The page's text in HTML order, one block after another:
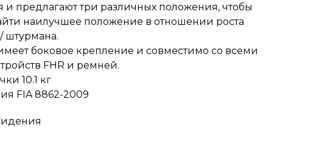
предлагают три различных положения, чтобы
наилучшее положение в отношении роста
штурмана.
боковое крепление и совместимо со всеми
FHR и ремней.
10.1 кг
FIA 8862-2009